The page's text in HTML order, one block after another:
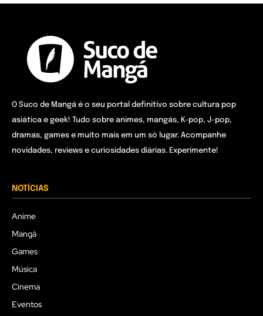
O Suco de Mangá é o seu portal definitivo sobre cultura pop
asiática e geek! Tudo sobre animes, mangás, K-pop, J-pop,
dramas, games e muito mais em um só lugar. Acompanhe
novidades, reviews e curiosidades diárias. Experimente!
NOTÍCIAS
Anime
Mangá
Games
Música
Cinema
Eventos